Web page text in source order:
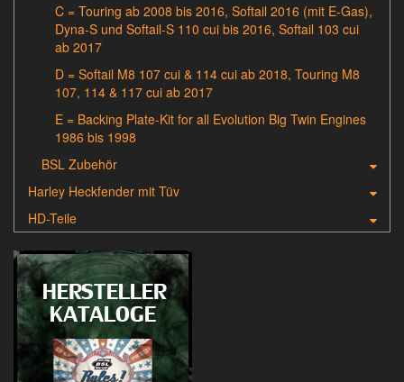
C = Touring ab 2008 bis 2016, Softail 2016 (mit E-Gas),
Dyna-S und Softail-S 110 cui bis 2016, Softail 103 cui
ab 2017
D = Softail M8 107 cui & 114 cui ab 2018, Touring M8
107, 114 & 117 cui ab 2017
E = Backing Plate-Kit for all Evolution Big Twin Engines
1986 bis 1998
BSL Zubehör
Harley Heckfender mit Tüv
HD-Teile